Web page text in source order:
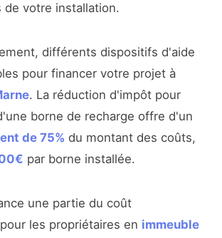
de votre installation.
différents dispositifs d'aide
pour financer votre projet à
. La réduction d'impôt pour
borne de recharge offre d'un
de 75% du montant des coûts,
par borne installée.
une partie du coût
les propriétaires en immeuble